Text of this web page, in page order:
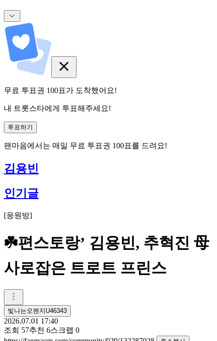
무료 투표권 100표가 도착했어요!
내 트롯스타에게 투표해주세요!
투표하기
팬마음에서는 매일 무료 투표권 100표를 드려요!
김용빈
인기글
[응원방]
☘️편스토랑’ 김용빈, 추혁진 母
사로잡은 트로트 프린스
빛나는오렌지U46343
2026.07.01 17:40
조회 57추천 6스크랩 0